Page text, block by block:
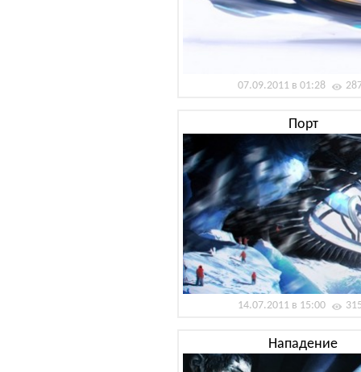
07.09.2011 в 01:28
Порт
14.07.2011 в 15:00
Нападение